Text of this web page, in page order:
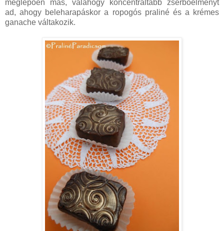
meglepően más, valahogy koncentráltabb zserbóélményt
ad, ahogy beleharapáskor a ropogós praliné és a krémes
ganache váltakozik.